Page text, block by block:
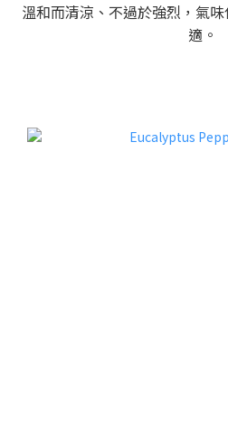
溫和而清涼、不過於強烈，氣
適。